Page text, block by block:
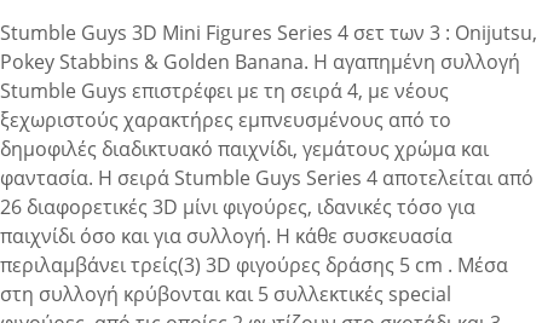
Stumble Guys 3D Mini Figures Series 4 σετ των 3 : Onijutsu,
Pokey Stabbins & Golden Banana. Η αγαπημένη συλλογή
Stumble Guys επιστρέφει με τη σειρά 4, με νέους
ξεχωριστούς χαρακτήρες εμπνευσμένους από το
δημοφιλές διαδικτυακό παιχνίδι, γεμάτους χρώμα και
φαντασία. Η σειρά Stumble Guys Series 4 αποτελείται από
26 διαφορετικές 3D μίνι φιγούρες, ιδανικές τόσο για
παιχνίδι όσο και για συλλογή. H κάθε συσκευασία
περιλαμβάνει τρείς(3) 3D φιγούρες δράσης 5 cm . Μέσα
στη συλλογή κρύβονται και 5 συλλεκτικές special